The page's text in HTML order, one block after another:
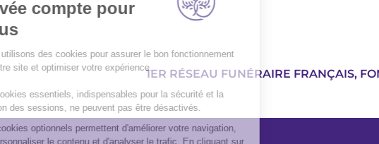
1ER RÉSEAU FUNÉRAIRE FRANÇAIS,